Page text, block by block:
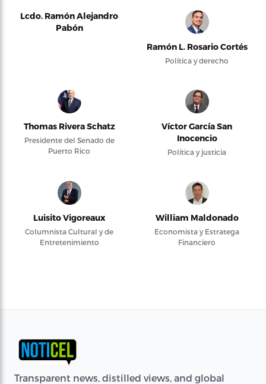
Lcdo. Ramón Alejandro
Pabón
Ramón L. Rosario Cortés
Política y derecho
Thomas Rivera Schatz
Presidente del Senado de
Puerto Rico
Víctor García San
Inocencio
Política y justicia
Luisito Vigoreaux
Columnista Cultural y de
Entretenimiento
William Maldonado
Economista y Estratega
Financiero
Transparent news, distilled views, and global